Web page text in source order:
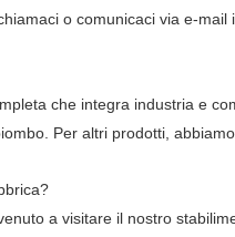
o comunicaci via e-
che integra industria e
Per altri prodotti,
a visitare il nostro